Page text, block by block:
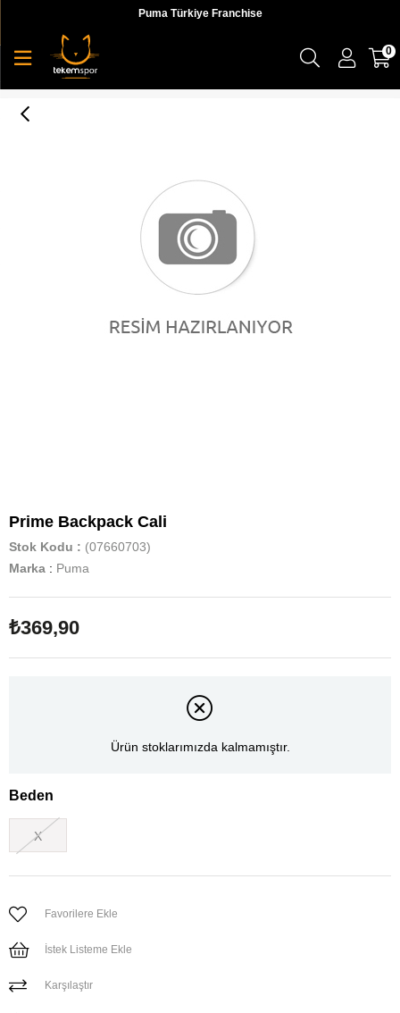
Puma Türkiye Franchise
0
Prime Backpack Cali
Stok Kodu
(07660703)
Marka : Puma
₺369,90
Ürün stoklarımızda kalmamıştır.
Beden
X
Favorilere Ekle
İstek Listeme Ekle
Karşılaştır